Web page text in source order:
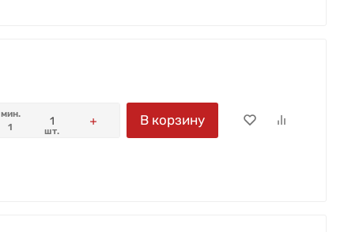
мин.
1
шт.
В корзину